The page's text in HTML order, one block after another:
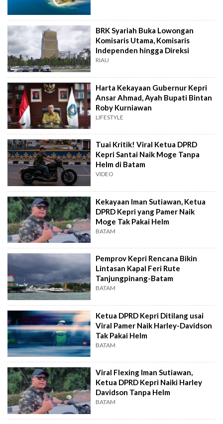
BRK Syariah Buka Lowongan
Komisaris Utama, Komisaris
Independen hingga Direksi
RIAU
Harta Kekayaan Gubernur Kepri
Ansar Ahmad, Ayah Bupati Bintan
Roby Kurniawan
LIFESTYLE
Tuai Kritik! Viral Ketua DPRD
Kepri Santai Naik Moge Tanpa
Helm di Batam
VIDEO
Kekayaan Iman Sutiawan, Ketua
DPRD Kepri yang Pamer Naik
Moge Tak Pakai Helm
BATAM
Pemprov Kepri Rencana Bikin
Lintasan Kapal Feri Rute
Tanjungpinang-Batam
BATAM
Ketua DPRD Kepri Ditilang usai
Viral Pamer Naik Harley-Davidson
Tak Pakai Helm
BATAM
Viral Flexing Iman Sutiawan,
Ketua DPRD Kepri Naiki Harley
Davidson Tanpa Helm
BATAM